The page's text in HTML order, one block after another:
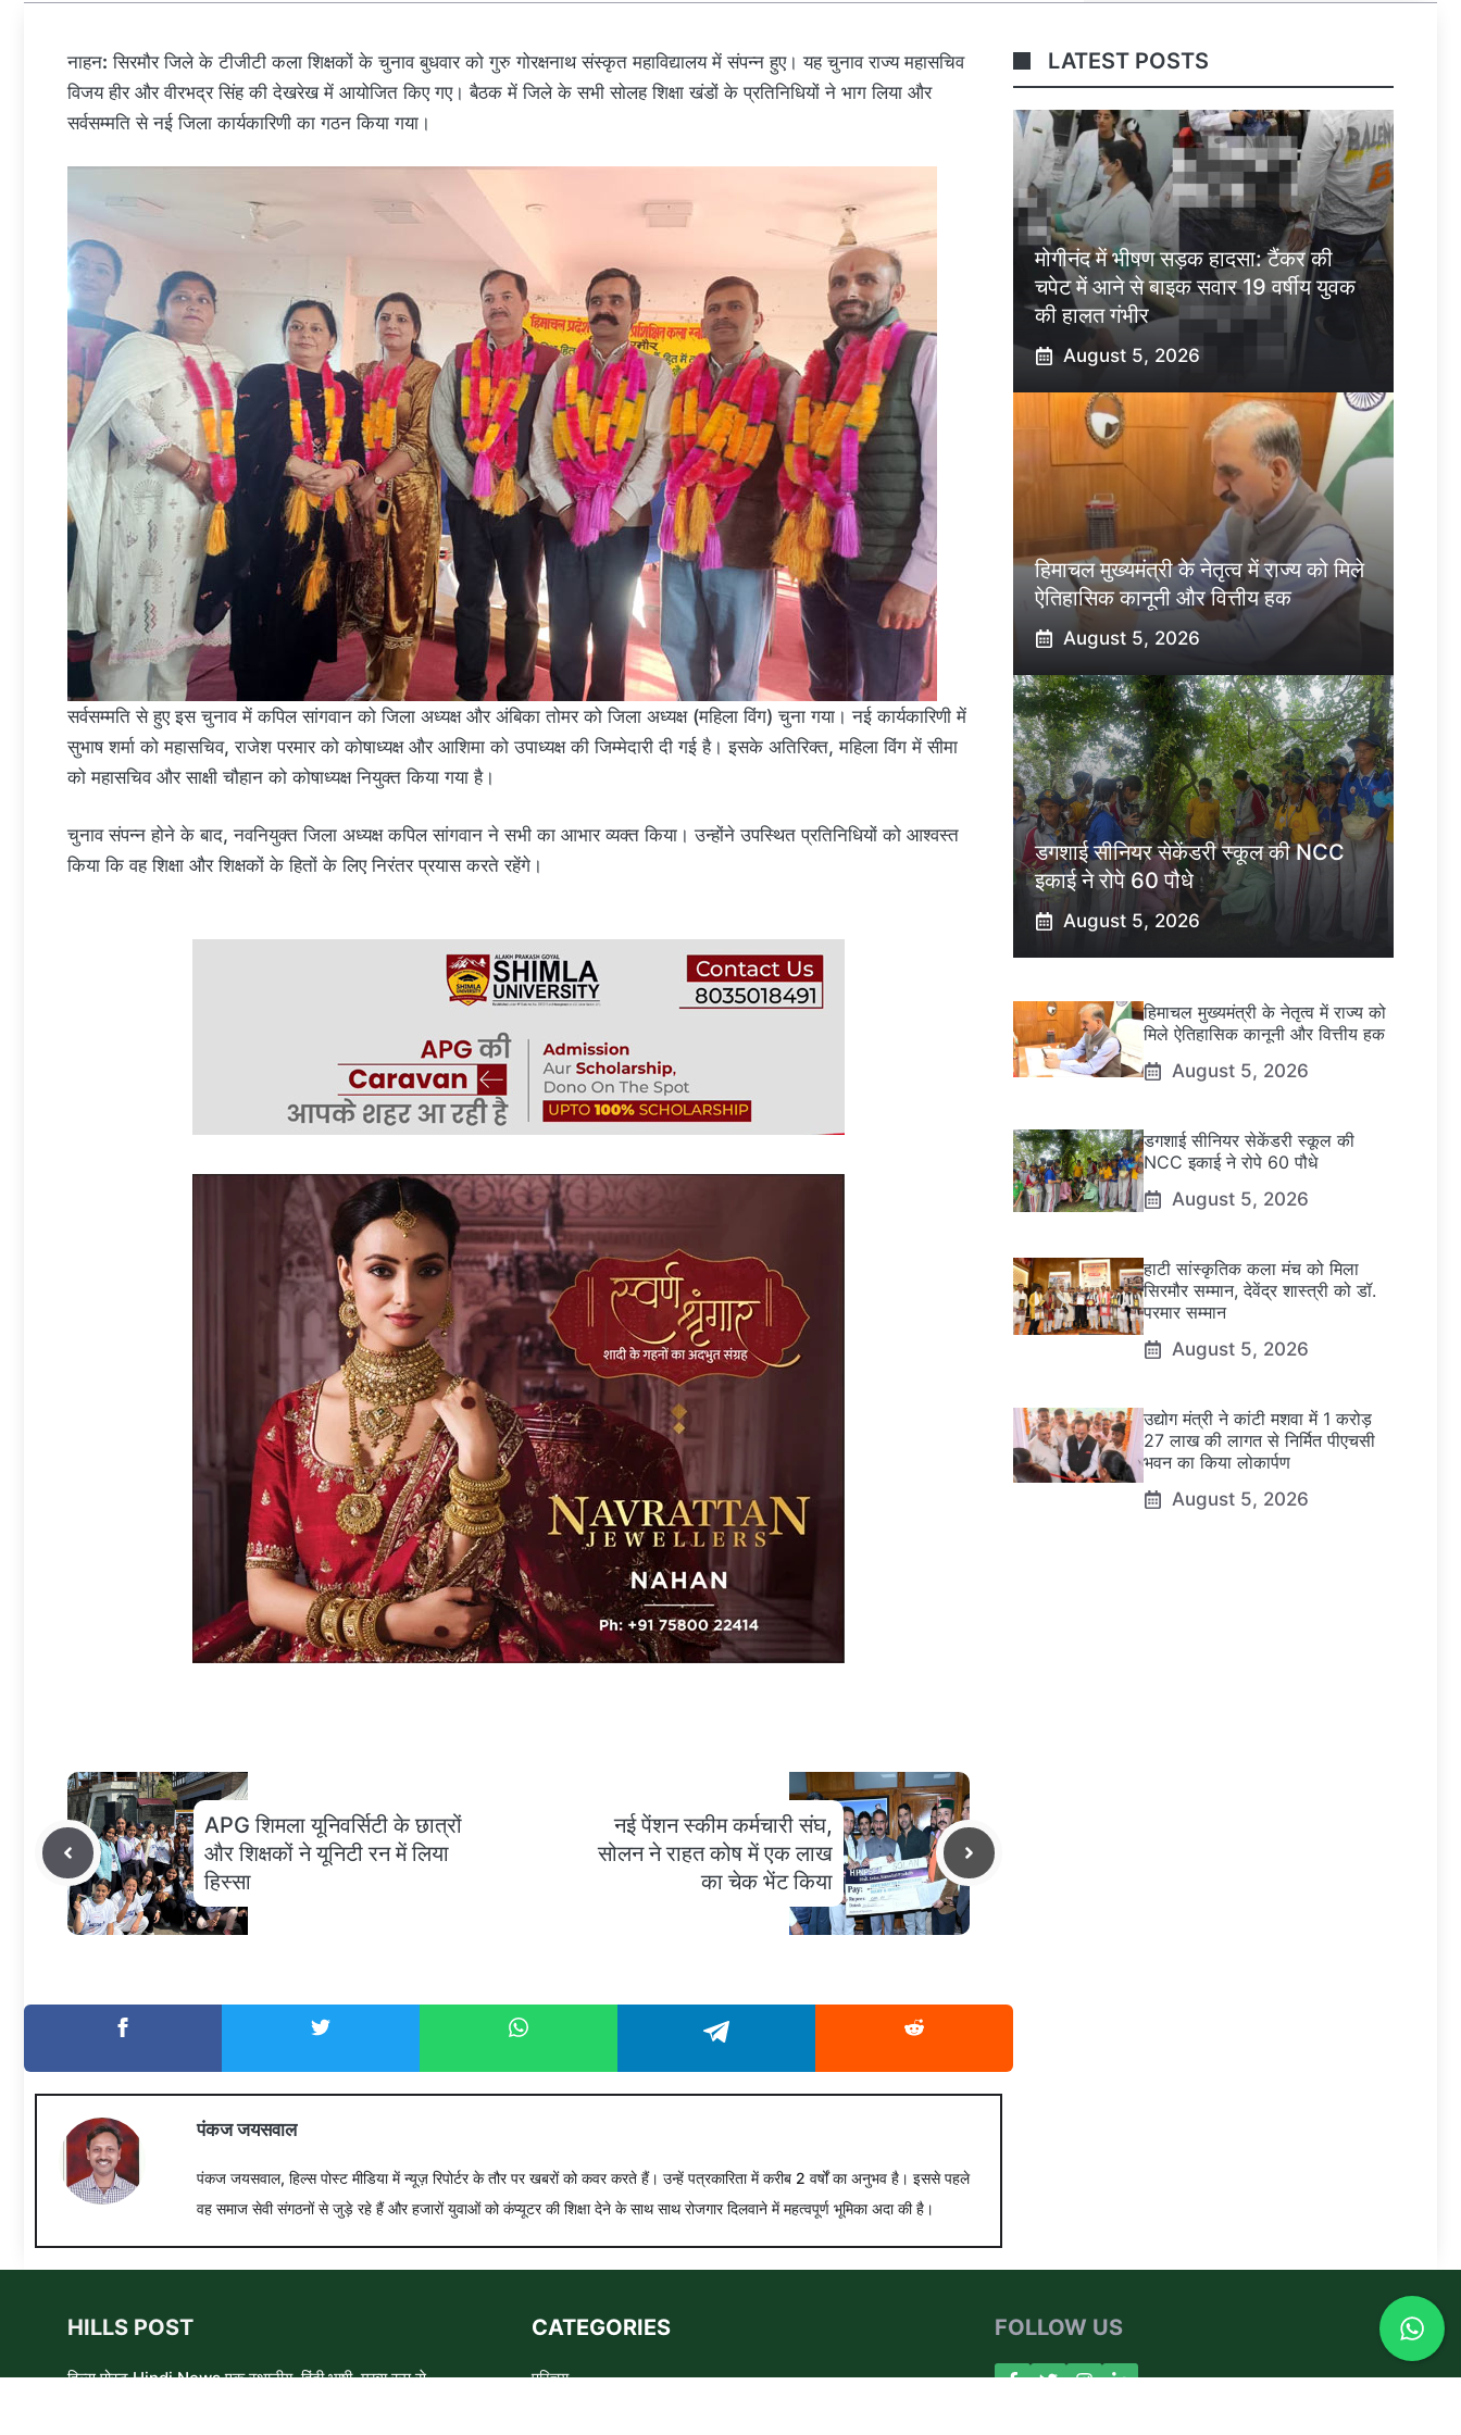
नाहन: सिरमौर जिले के टीजीटी कला शिक्षकों के चुनाव बुधवार को गुरु गोरक्षनाथ संस्कृत महाविद्यालय में संपन्न हुए। यह चुनाव राज्य महासचिव
विजय हीर और वीरभद्र सिंह की देखरेख में आयोजित किए गए। बैठक में जिले के सभी सोलह शिक्षा खंडों के प्रतिनिधियों ने भाग लिया और
सर्वसम्मति से नई जिला कार्यकारिणी का गठन किया गया।
सर्वसम्मति से हुए इस चुनाव में कपिल सांगवान को जिला अध्यक्ष और अंबिका तोमर को जिला अध्यक्ष (महिला विंग) चुना गया। नई कार्यकारिणी में
सुभाष शर्मा को महासचिव, राजेश परमार को कोषाध्यक्ष और आशिमा को उपाध्यक्ष की जिम्मेदारी दी गई है। इसके अतिरिक्त, महिला विंग में सीमा
को महासचिव और साक्षी चौहान को कोषाध्यक्ष नियुक्त किया गया है।
चुनाव संपन्न होने के बाद, नवनियुक्त जिला अध्यक्ष कपिल सांगवान ने सभी का आभार व्यक्त किया। उन्होंने उपस्थित प्रतिनिधियों को आश्वस्त
किया कि वह शिक्षा और शिक्षकों के हितों के लिए निरंतर प्रयास करते रहेंगे।
APG शिमला यूनिवर्सिटी के छात्रों
और शिक्षकों ने यूनिटी रन में लिया
हिस्सा
नई पेंशन स्कीम कर्मचारी संघ,
सोलन ने राहत कोष में एक लाख
का चेक भेंट किया
पंकज जयसवाल
पंकज जयसवाल, हिल्स पोस्ट मीडिया में न्यूज़ रिपोर्टर के तौर पर खबरों को कवर करते हैं। उन्हें पत्रकारिता में करीब 2 वर्षों का अनुभव है। इससे पहले
वह समाज सेवी संगठनों से जुड़े रहे हैं और हजारों युवाओं को कंप्यूटर की शिक्षा देने के साथ साथ रोजगार दिलवाने में महत्वपूर्ण भूमिका अदा की है।
LATEST POSTS
मोगीनंद में भीषण सड़क हादसा: टैंकर की
चपेट में आने से बाइक सवार 19 वर्षीय युवक
की हालत गंभीर
August 5, 2026
हिमाचल मुख्यमंत्री के नेतृत्व में राज्य को मिले
ऐतिहासिक कानूनी और वित्तीय हक
August 5, 2026
डगशाई सीनियर सेकेंडरी स्कूल की NCC
इकाई ने रोपे 60 पौधे
August 5, 2026
हिमाचल मुख्यमंत्री के नेतृत्व में राज्य को
मिले ऐतिहासिक कानूनी और वित्तीय हक
August 5, 2026
डगशाई सीनियर सेकेंडरी स्कूल की
NCC इकाई ने रोपे 60 पौधे
August 5, 2026
हाटी सांस्कृतिक कला मंच को मिला
सिरमौर सम्मान, देवेंद्र शास्त्री को डॉ.
परमार सम्मान
August 5, 2026
उद्योग मंत्री ने कांटी मशवा में 1 करोड़
27 लाख की लागत से निर्मित पीएचसी
भवन का किया लोकार्पण
August 5, 2026
HILLS POST
हिल्स पोस्ट Hindi News एक स्थानीय, हिंदी भाषी, मुख्य रूप से
CATEGORIES
परिचय
FOLLOW US